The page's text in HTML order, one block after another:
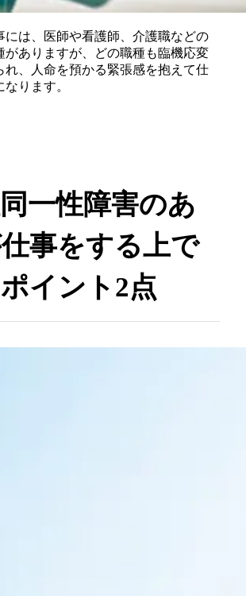
には、医師や看護師、介護職などの
がありますが、どの職種も臨機応変
れ、人命を預かる緊張感を抱えて仕
ります。
一性障害のあ
事をする上で
イント2点